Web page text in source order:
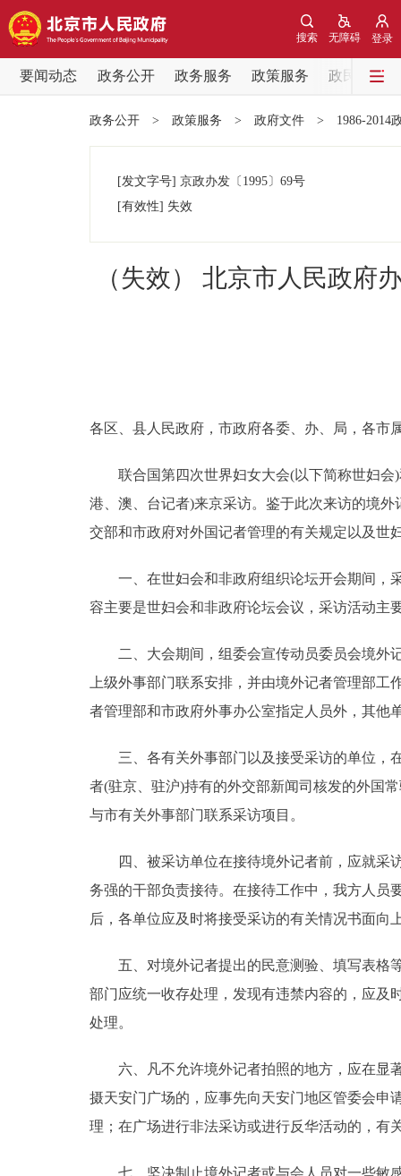
登录
无障碍
搜索
要闻动态 政务公开 政务服务 政策服务
政民互动
党中央精神
政务公开
政务服务
个人服务
中介服务
政民互动
参与调查
北京概况
DEUTSCH
ESPAÑOL
政务公开 > 政策服务 > 政府文件 > 1986-2014
[发文字号] 京政办发 〔1995〕 69号
[有效性] 失效
（失效） 北京市人民政府
各区、县人民政府，市政府各委、办、局，各市
联合国第四次世界妇女大会(以下简称世妇会)
港、澳、台记者)来京采访。鉴于此次来访的境
交部和市政府对外国记者管理的有关规定以及世
一、在世妇会和非政府组织论坛开会期间，采
容主要是世妇会和非政府论坛会议，采访活
二、大会期间，组委会宣传动员委员会境外记
上级外事部门联系安排，并由境外记者管理部
者管理部和市政府外事办公室指定人员外，其他
三、各有关外事部门以及接受采访的单位，在
者(驻京、驻沪)持有的外交部新闻司核发的外国
与市有关外事部门联系采访项目。
四、被采访单位在接待境外记者前，应就采访
务强的干部负责接待。在接待工作中，我方人员
后，各单位应及时将接受采访的有关情况书面向
五、对境外记者提出的民意测验、填写表格等
部门应统一收存处理，发现有违禁内容的，应及
处理。
六、凡不允许境外记者拍照的地方，应在显著
摄天安门广场的，应事先向天安门地区管委会申
理；在广场进行非法采访或进行反华活动的，有
七、坚决制止境外记者或与会人员对一些敏感